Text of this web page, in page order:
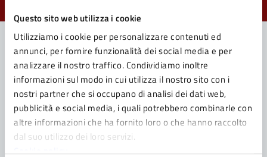
Questo sito web utilizza i cookie
Utilizziamo i cookie per personalizzare contenuti ed
annunci, per fornire funzionalità dei social media e per
analizzare il nostro traffico. Condividiamo inoltre
informazioni sul modo in cui utilizza il nostro sito con i
nostri partner che si occupano di analisi dei dati web,
pubblicità e social media, i quali potrebbero combinarle con
altre informazioni che ha fornito loro o che hanno raccolto
dal suo utilizzo dei loro servizi.
Contatta il Comune
Leggi le domande frequenti
Richiedi assistenza